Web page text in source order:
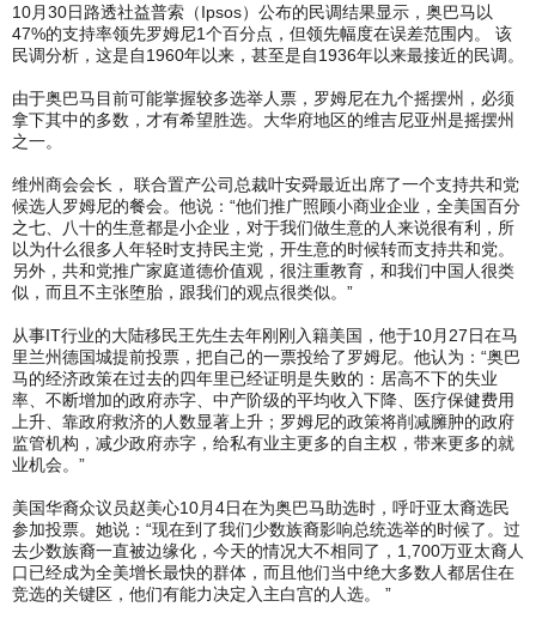
10月30日路透社益普索（Ipsos）公布的民调结果显示，奥巴马以
47%的支持率领先罗姆尼1个百分点，但领先幅度在误差范围内。 该
民调分析，这是自1960年以来，甚至是自1936年以来最接近的民调。
由于奥巴马目前可能掌握较多选举人票，罗姆尼在九个摇摆州，必须
拿下其中的多数，才有希望胜选。大华府地区的维吉尼亚州是摇摆州
之一。
维州商会会长， 联合置产公司总裁叶安舜最近出席了一个支持共和党
候选人罗姆尼的餐会。他说：“他们推广照顾小商业企业，全美国百分
之七、八十的生意都是小企业，对于我们做生意的人来说很有利，所
以为什么很多人年轻时支持民主党，开生意的时候转而支持共和党。
另外，共和党推广家庭道德价值观，很注重教育，和我们中国人很类
似，而且不主张堕胎，跟我们的观点很类似。”
从事IT行业的大陆移民王先生去年刚刚入籍美国，他于10月27日在马
里兰州德国城提前投票，把自己的一票投给了罗姆尼。他认为：“奥巴
马的经济政策在过去的四年里已经证明是失败的：居高不下的失业
率、不断增加的政府赤字、中产阶级的平均收入下降、医疗保健费用
上升、靠政府救济的人数显著上升；罗姆尼的政策将削减臃肿的政府
监管机构，减少政府赤字，给私有业主更多的自主权，带来更多的就
业机会。”
美国华裔众议员赵美心10月4日在为奥巴马助选时，呼吁亚太裔选民
参加投票。她说：“现在到了我们少数族裔影响总统选举的时候了。过
去少数族裔一直被边缘化，今天的情况大不相同了，1,700万亚太裔人
口已经成为全美增长最快的群体，而且他们当中绝大多数人都居住在
竞选的关键区，他们有能力决定入主白宫的人选。 ”